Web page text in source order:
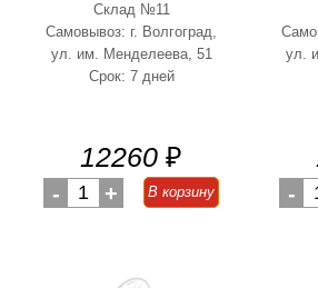
Склад №11
Самовывоз: г. Волгоград,
ул. им. Менделеева, 51
Срок: 7 дней
12260 ₽
- 1 + В корзину
ул.
-